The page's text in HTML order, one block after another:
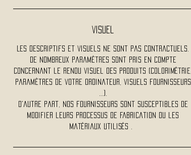
Visuel
Les descriptifs et visuels ne sont pas contractuels.
De nombreux paramètres sont pris en compte
concernant le rendu visuel des produits (colorimétrie,
paramètres de votre ordinateur, visuels fournisseurs
D'autre part, nos fournisseurs sont susceptibles de
modifier leurs processus de fabrication ou les
matériaux utilisés .